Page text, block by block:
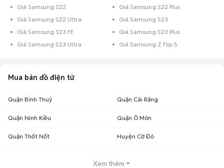
Giá Samsung S22
Giá Samsung S22 Plus
Giá Samsung S22 Ultra
Giá Samsung S23
Giá Samsung S23 FE
Giá Samsung S23 Plus
Giá Samsung S23 Ultra
Giá Samsung Z Flip 5
Mua bán đồ điện tử
Quận Bình Thuỷ Quận Cái Răng
Quận Ninh Kiều Quận Ô Môn
Quận Thốt Nốt Huyện Cờ Đỏ
Xem thêm